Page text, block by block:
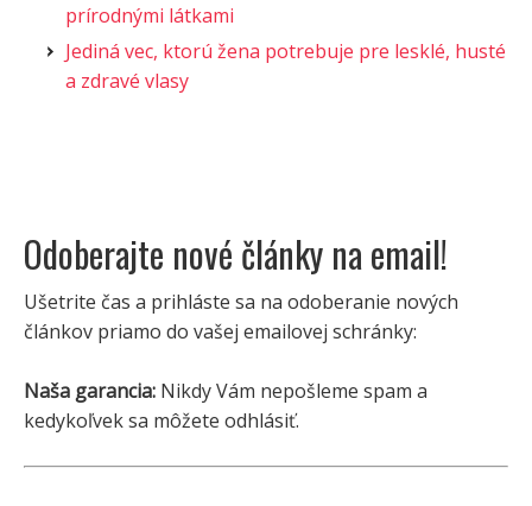
prírodnými látkami
Jediná vec, ktorú žena potrebuje pre lesklé, husté
a zdravé vlasy
Odoberajte nové články na email!
Ušetrite čas a prihláste sa na odoberanie nových
článkov priamo do vašej emailovej schránky:
Naša garancia: Nikdy Vám nepošleme spam a
kedykoľvek sa môžete odhlásiť.